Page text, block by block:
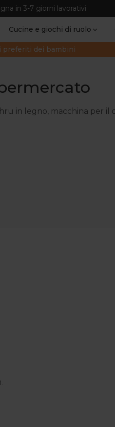
giorni lavorativi
Cucine e giochi di ruolo
preferiti dei bambini
in legno, macchina per